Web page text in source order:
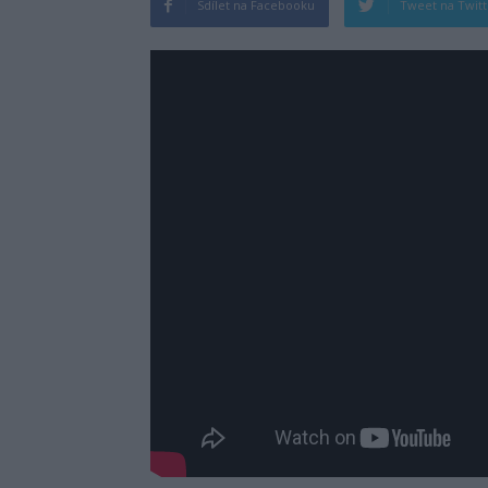
Sdílet na Facebooku Tweet na